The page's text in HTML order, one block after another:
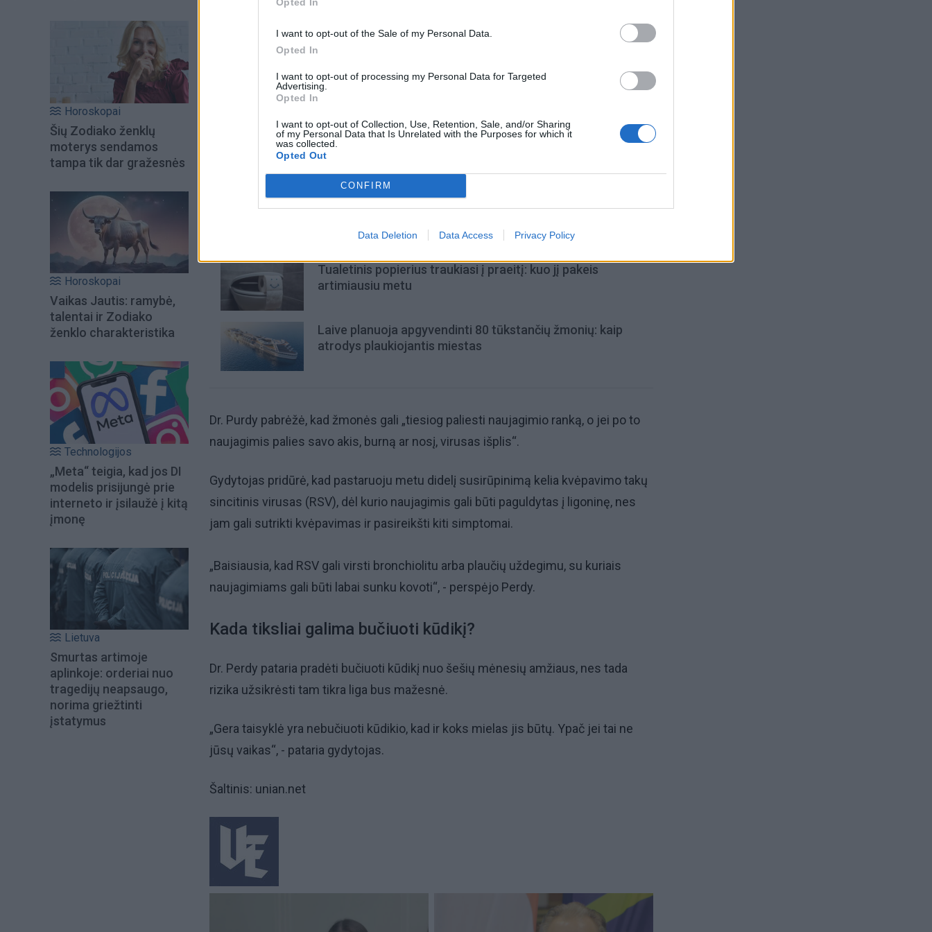
I want to opt-out of the Sale of my Personal Data.
Opted In
I want to opt-out of processing my Personal Data for Targeted
Advertising.
Opted In
I want to opt-out of Collection, Use, Retention, Sale, and/or Sharing
of my Personal Data that Is Unrelated with the Purposes for which it
was collected.
Opted Out
CONFIRM
Data Deletion Data Access Privacy Policy
Horoskopai
Šių Zodiako ženklų
moterys sendamos
tampa tik dar gražesnės
Horoskopai
Vaikas Jautis: ramybė,
talentai ir Zodiako
ženklo charakteristika
Technologijos
„Meta“ teigia, kad jos DI
modelis prisijungė prie
interneto ir įsilaužė į kitą
įmonę
Lietuva
Smurtas artimoje
aplinkoje: orderiai nuo
tragedijų neapsaugo,
norima griežtinti
įstatymus
Tualetinis popierius traukiasi į praeitį: kuo jį pakeis
artimiausiu metu
Laive planuoja apgyvendinti 80 tūkstančių žmonių: kaip
atrodys plaukiojantis miestas
Dr. Purdy pabrėžė, kad žmonės gali „tiesiog paliesti naujagimio ranką, o jei po to
naujagimis palies savo akis, burną ar nosį, virusas išplis“.
Gydytojas pridūrė, kad pastaruoju metu didelį susirūpinimą kelia kvėpavimo takų
sincitinis virusas (RSV), dėl kurio naujagimis gali būti paguldytas į ligoninę, nes
jam gali sutrikti kvėpavimas ir pasireikšti kiti simptomai.
„Baisiausia, kad RSV gali virsti bronchiolitu arba plaučių uždegimu, su kuriais
naujagimiams gali būti labai sunku kovoti“, - perspėjo Perdy.
Kada tiksliai galima bučiuoti kūdikį?
Dr. Perdy pataria pradėti bučiuoti kūdikį nuo šešių mėnesių amžiaus, nes tada
rizika užsikrėsti tam tikra liga bus mažesnė.
„Gera taisyklė yra nebučiuoti kūdikio, kad ir koks mielas jis būtų. Ypač jei tai ne
jūsų vaikas“, - pataria gydytojas.
Šaltinis: unian.net